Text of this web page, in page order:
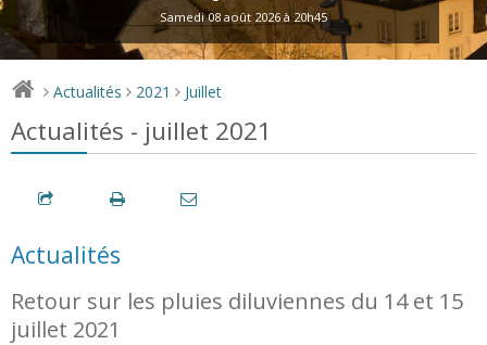
Samedi 08 août 2026 à 20h45
> Actualités > 2021 > Juillet
Actualités - juillet 2021
Actualités
Retour sur les pluies diluviennes du 14 et 15
juillet 2021